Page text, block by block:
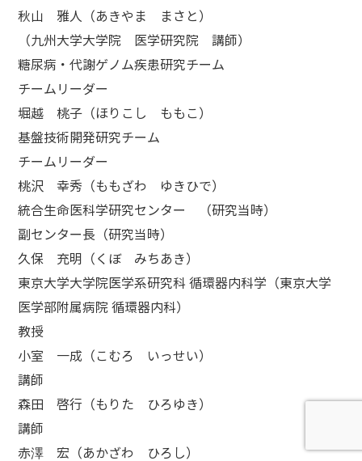
秋山 雅人（あきやま まさと）
（九州大学大学院 医学研究院 講師）
糖尿病・代謝ゲノム疾患研究チーム
チームリーダー
堀越 桃子（ほりこし ももこ）
基盤技術開発研究チーム
チームリーダー
桃沢 幸秀（ももざわ ゆきひで）
統合生命医科学研究センター （研究当時）
副センター長（研究当時）
久保 充明（くぼ みちあき）
東京大学大学院医学系研究科 循環器内科学（東京大学
医学部附属病院 循環器内科）
教授
小室 一成（こむろ いっせい）
講師
森田 啓行（もりた ひろゆき）
講師
赤澤 宏（あかざわ ひろし）